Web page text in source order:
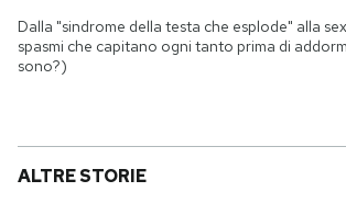
Dalla "sindrome della testa che esplode" alla
spasmi che capitano ogni tanto prima di
sono?)
ALTRE STORIE